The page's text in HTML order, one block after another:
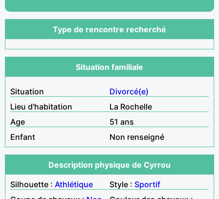
Type de rencontre recherché
Situation familiale
Situation
Divorcé(e)
Lieu d'habitation
La Rochelle
Age
51 ans
Enfant
Non renseigné
Description physique de Cyrrou
Silhouette : Athlétique Style : Sportif